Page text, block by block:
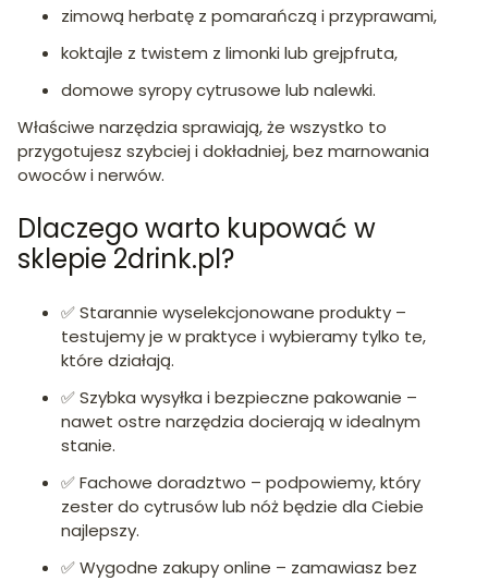
zimową herbatę z pomarańczą i przyprawami,
koktajle z twistem z limonki lub grejpfruta,
domowe syropy cytrusowe lub nalewki.
Właściwe narzędzia sprawiają, że wszystko to
przygotujesz szybciej i dokładniej, bez marnowania
owoców i nerwów.
Dlaczego warto kupować w
sklepie 2drink.pl?
✅ Starannie wyselekcjonowane produkty –
testujemy je w praktyce i wybieramy tylko te,
które działają.
✅ Szybka wysyłka i bezpieczne pakowanie –
nawet ostre narzędzia docierają w idealnym
stanie.
✅ Fachowe doradztwo – podpowiemy, który
zester do cytrusów lub nóż będzie dla Ciebie
najlepszy.
✅ Wygodne zakupy online – zamawiasz bez